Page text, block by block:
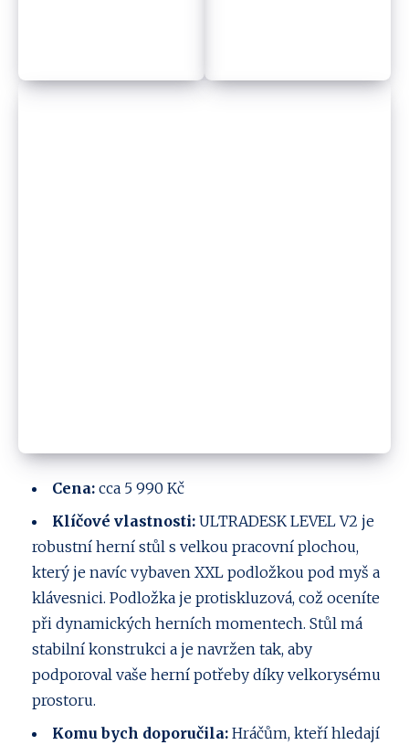
Cena: cca 5 990 Kč
Klíčové vlastnosti: ULTRADESK LEVEL V2 je
robustní herní stůl s velkou pracovní plochou,
který je navíc vybaven XXL podložkou pod myš a
klávesnici. Podložka je protiskluzová, což oceníte
při dynamických herních momentech. Stůl má
stabilní konstrukci a je navržen tak, aby
podporoval vaše herní potřeby díky velkorysému
prostoru.
Komu bych doporučila: Hráčům, kteří hledají